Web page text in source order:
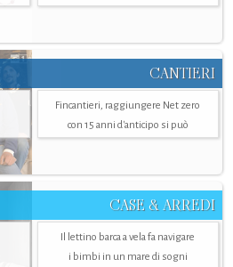
CANTIERI
Fincantieri, raggiungere Net zero
con 15 anni d'anticipo si può
CASE & ARREDI
Il lettino barca a vela fa navigare
i bimbi in un mare di sogni